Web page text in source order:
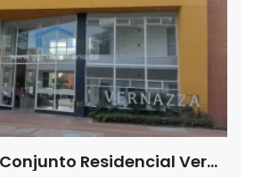
Apartamento Conjunto Residencial Vernazza